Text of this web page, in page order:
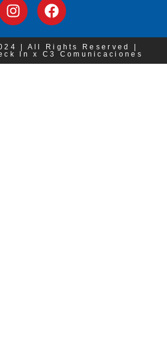
| All Rights Reserved |
In x C3 Comunicaciones